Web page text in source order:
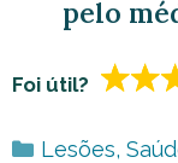
pelo
Foi útil?
Categorias
Lesões,